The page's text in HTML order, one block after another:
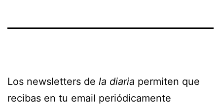
Los newsletters de la diaria permiten que
recibas en tu email periódicamente